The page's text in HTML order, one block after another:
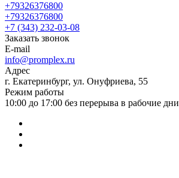
+79326376800
+79326376800
+7 (343) 232-03-08
Заказать звонок
E-mail
info@promplex.ru
Адрес
г. Екатеринбург, ул. Онуфриева, 55
Режим работы
10:00 до 17:00 без перерыва в рабочие дни